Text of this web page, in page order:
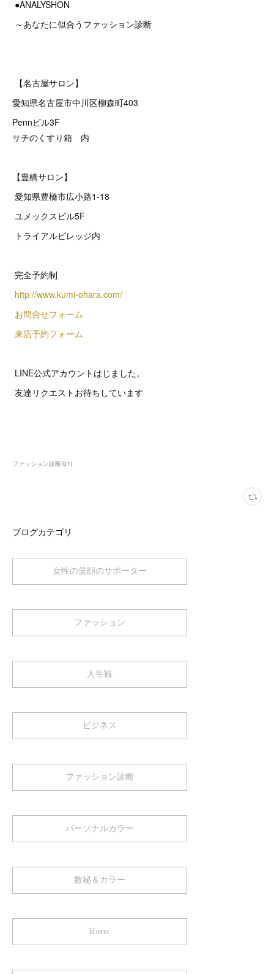
●ANALYSHON
～あなたに似合うファッション診断
【名古屋サロン】
愛知県名古屋市中川区柳森町403
Pennビル3F
サチのくすり箱 内
【豊橋サロン】
愛知県豊橋市広小路1-18
ユメックスビル5F
トライアルビレッジ内
完全予約制
http://www.kumi-ohara.com/
お問合せフォーム
来店予約フォーム
LINE公式アカウントはじました。
友達リクエストお待ちしています
ファッション診断(61)
ブログカテゴリ
女性の笑顔のサポーター
ファッション
人生観
ビジネス
ファッション診断
パーソナルカラー
数秘＆カラー
liberté